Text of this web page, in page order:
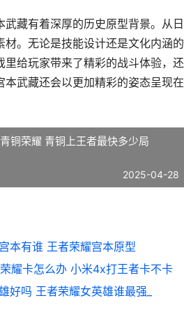
武藏有着深厚的历史原型背景。从
材。无论是技能设计还是文化内涵
里给玩家带来了精彩的战斗体验，
本武藏还会以更加精彩的姿态呈现
铜荣耀 青铜上王者最快多少局
2025-04-28
本有谁 王者荣耀宫本原型
耀卡怎么办 小米4x打王者卡不卡
好吗 王者荣耀女英雄谁最强_